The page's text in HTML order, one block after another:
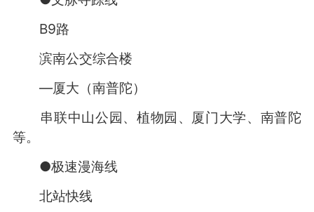
B9路
滨南公交综合楼
—厦大（南普陀）
串联中山公园、植物园、厦门大学、南普陀
等。
●极速漫海线
北站快线